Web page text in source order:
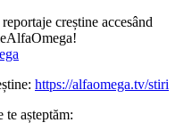
creștine accesând
https://alfaomega.tv/stiri
așteptăm: